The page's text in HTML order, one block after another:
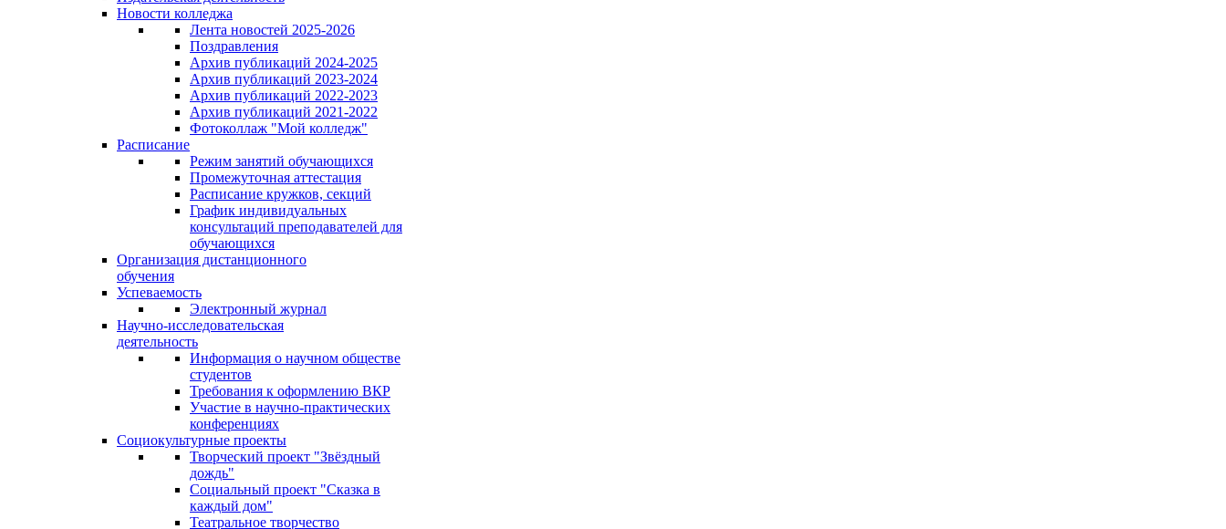
Новости колледжа
Лента новостей 2025-2026
Поздравления
Архив публикаций 2024-2025
Архив публикаций 2023-2024
Архив публикаций 2022-2023
Архив публикаций 2021-2022
Фотоколлаж "Мой колледж"
Расписание
Режим занятий обучающихся
Промежуточная аттестация
Расписание кружков, секций
График индивидуальных
консультаций преподавателей для
обучающихся
Организация дистанционного
обучения
Успеваемость
Электронный журнал
Научно-исследовательская
деятельность
Информация о научном обществе
студентов
Требования к оформлению ВКР
Участие в научно-практических
конференциях
Социокультурные проекты
Творческий проект "Звёздный
дождь"
Социальный проект "Сказка в
каждый дом"
Театральное творчество